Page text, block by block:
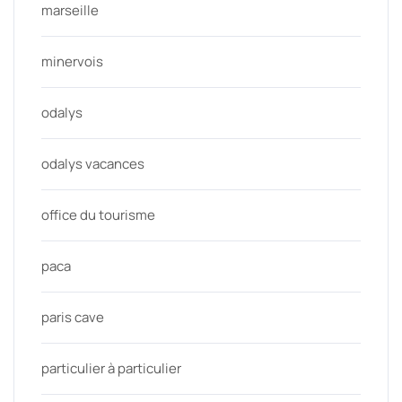
marseille
minervois
odalys
odalys vacances
office du tourisme
paca
paris cave
particulier à particulier